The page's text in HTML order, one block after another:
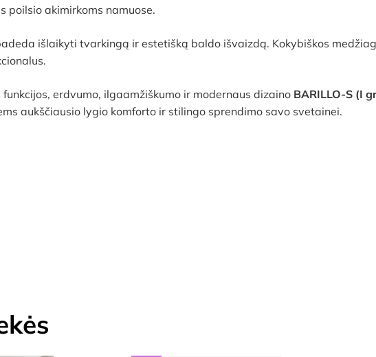
poilsio akimirkoms namuose.
išlaikyti tvarkingą ir estetišką baldo išvaizdą. Kokybiškos
erdvumo, ilgaamžiškumo ir modernaus dizaino BARILLO-S (I
aukščiausio lygio komforto ir stilingo sprendimo savo svetainei.